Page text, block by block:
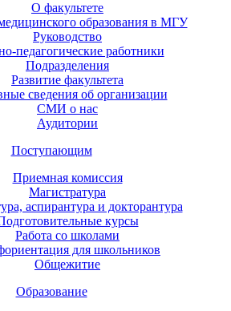
О факультете
образования в МГУ
Руководство
педагогические работники
Подразделения
Развитие факультета
сведения об организации
СМИ о нас
Аудитории
Поступающим
Приемная комиссия
Магистратура
аспирантура и докторантура
курсы
Работа со школами
для школьников
Общежитие
Образование